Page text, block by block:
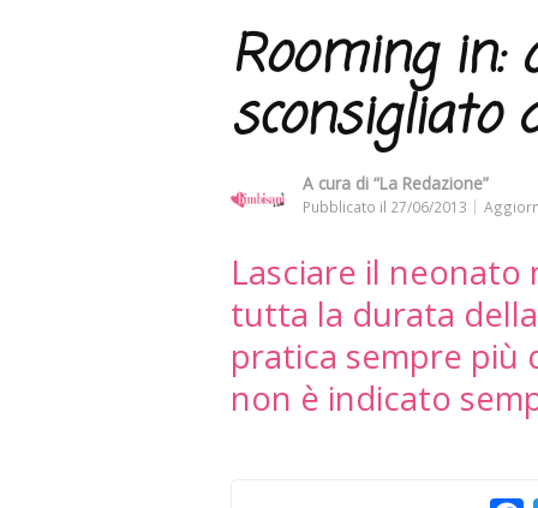
Rooming in:
sconsigliato
A cura di “La Redazione”
Pubblicato il 27/06/2013
Lasciare il neonato
tutta la durata
pratica sempre più
non è indicato